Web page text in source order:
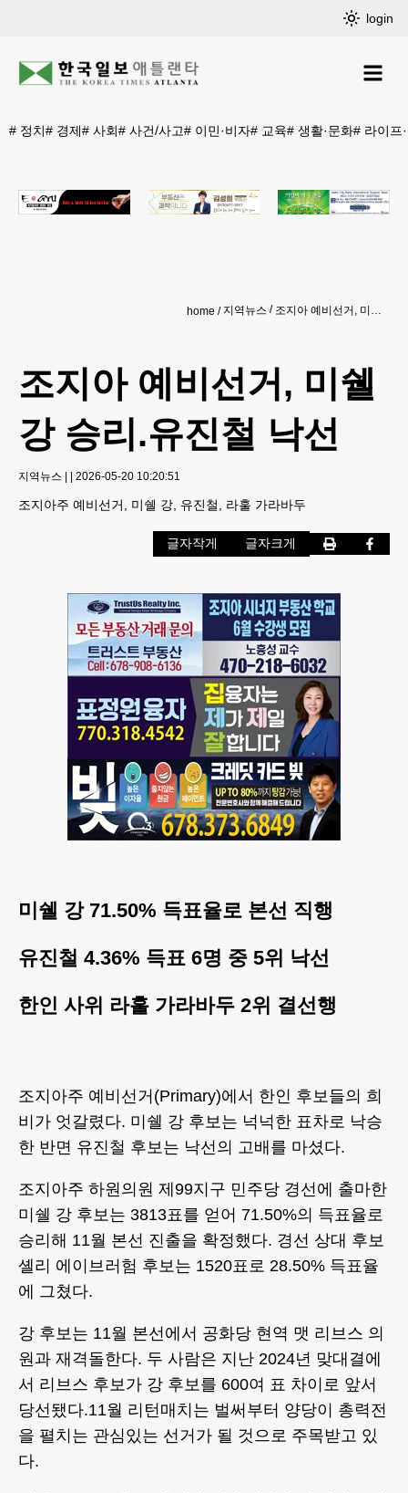
login
# 정치# 경제# 사회# 사건/사고# 이민·비자# 교육# 생활·문화# 라이프
home 지역뉴스 조지아 예비선거, 미쉘 강 승리.유진철 낙선
조지아 예비선거, 미쉘
강 승리.유진철 낙선
지역뉴스 | | 2026-05-20 10:20:51
조지아주 예비선거, 미쉘 강, 유진철, 라훌 가라바두
글자작게 글자크게
미쉘 강 71.50% 득표율로 본선 직행
유진철 4.36% 득표 6명 중 5위 낙선
한인 사위 라훌 가라바두 2위 결선행
조지아주 예비선거(Primary)에서 한인 후보들의 희
비가 엇갈렸다. 미쉘 강 후보는 넉넉한 표차로 낙승
한 반면 유진철 후보는 낙선의 고배를 마셨다.
조지아주 하원의원 제99지구 민주당 경선에 출마한
미쉘 강 후보는 3813표를 얻어 71.50%의 득표율로
승리해 11월 본선 진출을 확정했다. 경선 상대 후보
셸리 에이브러험 후보는 1520표로 28.50% 득표율
에 그쳤다.
강 후보는 11월 본선에서 공화당 현역 맷 리브스 의
원과 재격돌한다. 두 사람은 지난 2024년 맞대결에
서 리브스 후보가 강 후보를 600여 표 차이로 앞서
당선됐다.11월 리턴매치는 벌써부터 양당이 총력전
을 펼치는 관심있는 선거가 될 것으로 주목받고 있
다.